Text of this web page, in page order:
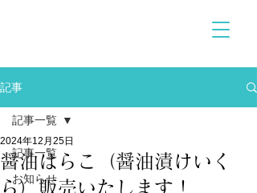
記事
記事一覧
お知らせ
記事一覧
醤油はらこ（醤油漬けいく
ら）販売いたします！
2024年12月25日